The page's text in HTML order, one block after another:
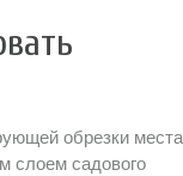
обрезки места
слоем садового